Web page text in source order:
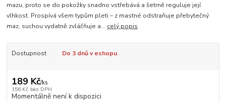
mazu, proto se do pokožky snadno vstřebává a šetrně reguluje její
vlhkost. Prospívá všem typům pleti – z mastné odstraňuje přebytečný
maz, suchou vydatně zvláčňuje a... celý popis
Dostupnost Do 3 dnů v eshopu
189 Kč/ks
156 Kč bez DPH
Momentálně není k dispozici